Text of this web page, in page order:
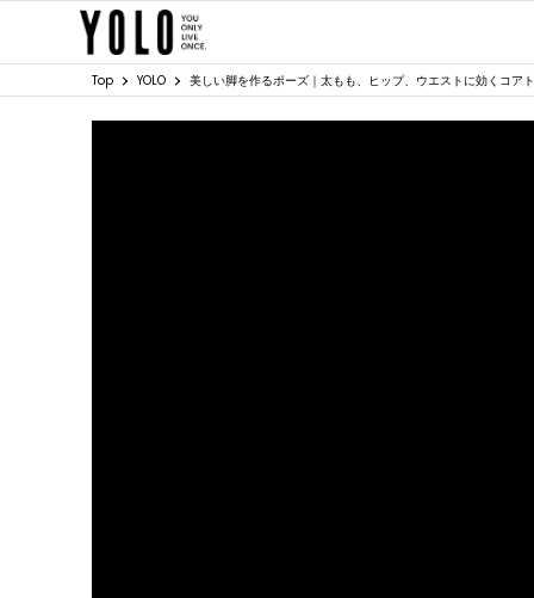
Top YOLO 美しい脚を作るポーズ｜太もも、ヒップ、ウエストに効くコア